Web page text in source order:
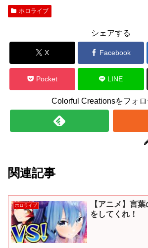
ホロライブ
シェアする
X Facebook
Pocket LINE
Colorful Creationsをフォロ
関連記事
ホロライブ
【アニメ】言
をしてくれ！